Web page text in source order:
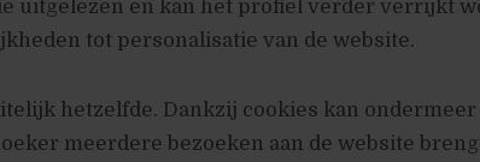
uitgelezen en kan het profiel verder verrijkt
tot personalisatie van de website.
hetzelfde. Dankzij cookies kan
meerdere bezoeken aan de website